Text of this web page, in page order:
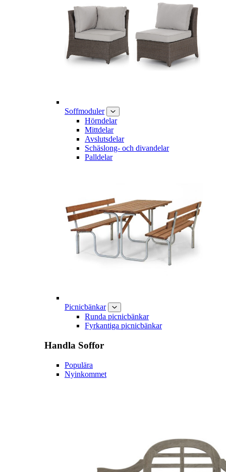
Soffmoduler
Hörndelar
Mittdelar
Avslutsdelar
Schäslong- och divandelar
Palldelar
Picnicbänkar
Runda picnicbänkar
Fyrkantiga picnicbänkar
Handla Soffor
Populära
Nyinkommet